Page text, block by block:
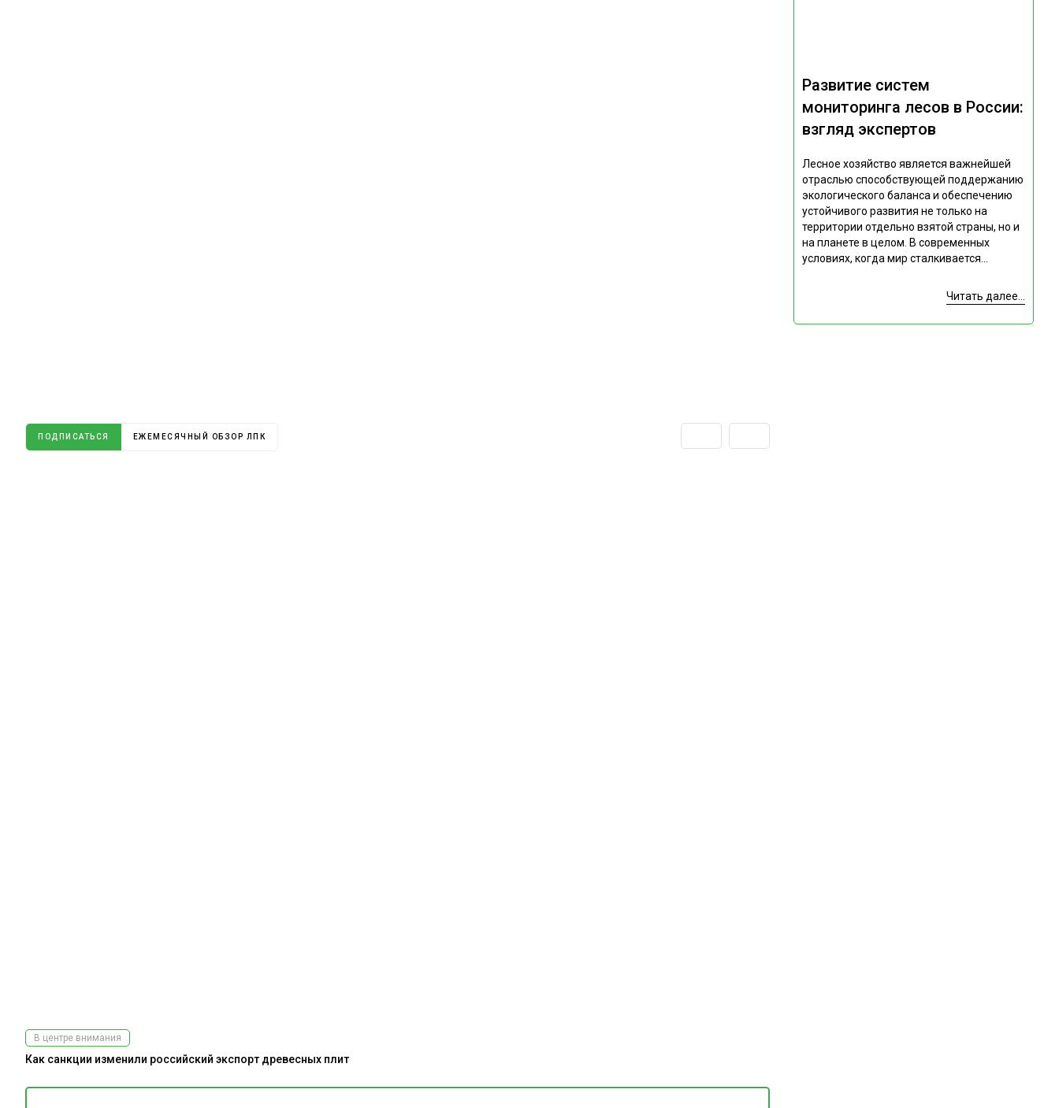
Развитие систем
мониторинга лесов в России:
взгляд экспертов
Лесное хозяйство является важнейшей
отраслью способствующей поддержанию
экологического баланса и обеспечению
устойчивого развития не только на
территории отдельно взятой страны, но и
на планете в целом. В современных
условиях, когда мир сталкивается...
Читать далее...
ПОДПИСАТЬСЯ ЕЖЕМЕСЯЧНЫЙ ОБЗОР ЛПК
В центре внимания
Как санкции изменили российский экспорт древесных плит